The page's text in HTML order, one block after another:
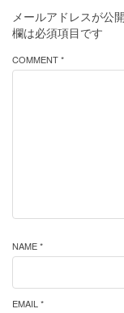
メールアドレスが公
欄は必須項目です
COMMENT *
NAME *
EMAIL *